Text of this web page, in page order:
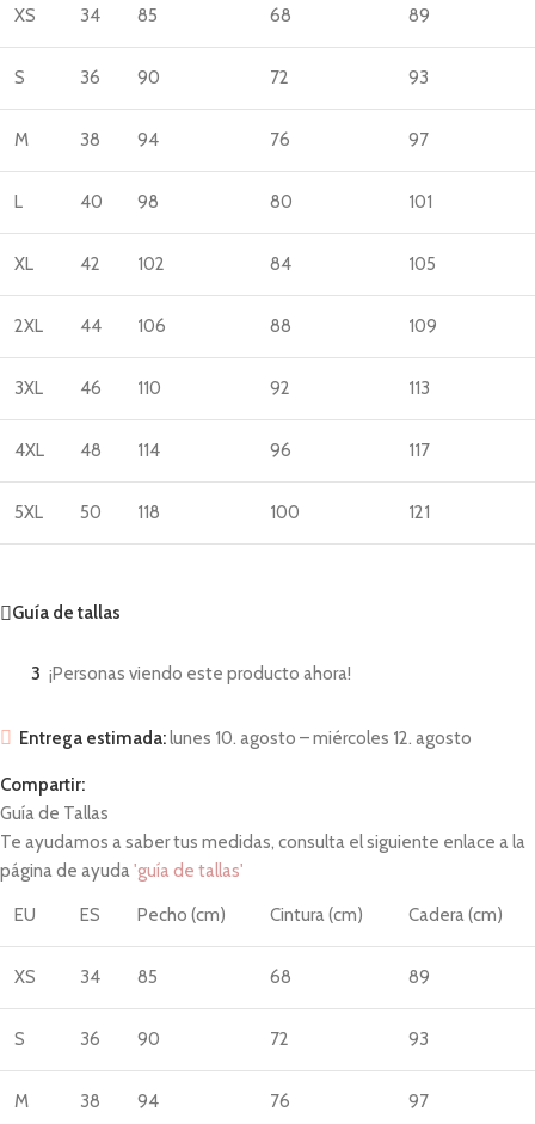
XS 34 85 68 89
S 36 90 72 93
M 38 94 76 97
L 40 98 80 101
XL 42 102 84 105
2XL 44 106 88 109
3XL 46 110 92 113
4XL 48 114 96 117
5XL 50 118 100 121
Guía de tallas
3 ¡Personas viendo este producto ahora!
Entrega estimada: lunes 10. agosto – miércoles 12. agosto
Compartir:
Guía de Tallas
Te ayudamos a saber tus medidas, consulta el siguiente enlace a la
página de ayuda 'guía de tallas'
EU ES Pecho (cm) Cintura (cm) Cadera (cm)
XS 34 85 68 89
S 36 90 72 93
M 38 94 76 97